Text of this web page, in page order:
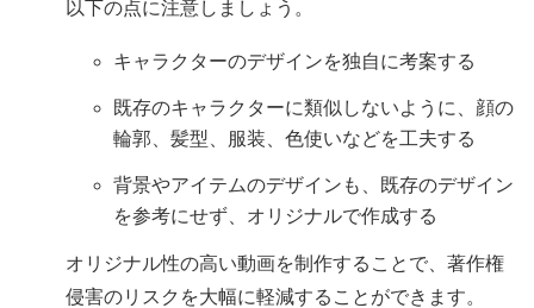
以下の点に注意しましょう。
キャラクターのデザインを独自に考案する
既存のキャラクターに類似しないように、顔の
輪郭、髪型、服装、色使いなどを工夫する
背景やアイテムのデザインも、既存のデザイン
を参考にせず、オリジナルで作成する
オリジナル性の高い動画を制作することで、著作権
侵害のリスクを大幅に軽減することができます。